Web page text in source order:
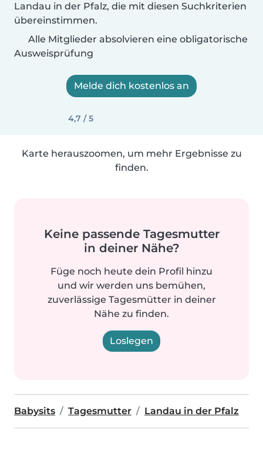
Landau in der Pfalz, die mit diesen Suchkriterien
übereinstimmen.
Alle Mitglieder absolvieren eine obligatorische
Ausweisprüfung
Melde dich kostenlos an
4,7 / 5
Karte herauszoomen, um mehr Ergebnisse zu
finden.
Keine passende Tagesmutter
in deiner Nähe?
Füge noch heute dein Profil hinzu
und wir werden uns bemühen,
zuverlässige Tagesmütter in deiner
Nähe zu finden.
Loslegen
Babysits Tagesmutter Landau in der Pfalz